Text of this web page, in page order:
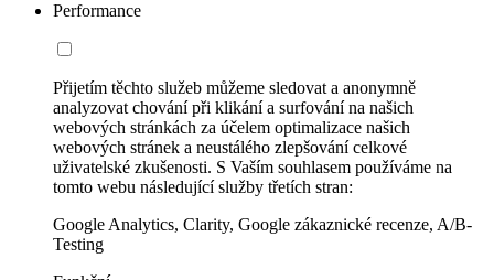
Performance
Přijetím těchto služeb můžeme sledovat a anonymně
analyzovat chování při klikání a surfování na našich
webových stránkách za účelem optimalizace našich
webových stránek a neustálého zlepšování celkové
uživatelské zkušenosti. S Vaším souhlasem používáme na
tomto webu následující služby třetích stran:
Google Analytics, Clarity, Google zákaznické recenze, A/B-
Testing